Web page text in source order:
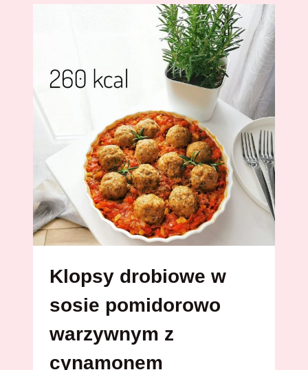
NADWAGĄ
APARAT
FOTOGRAFICZNY
STAJE
TWOIM
WROGIEM
Klopsy drobiowe w
sosie pomidorowo
warzywnym z
cynamonem